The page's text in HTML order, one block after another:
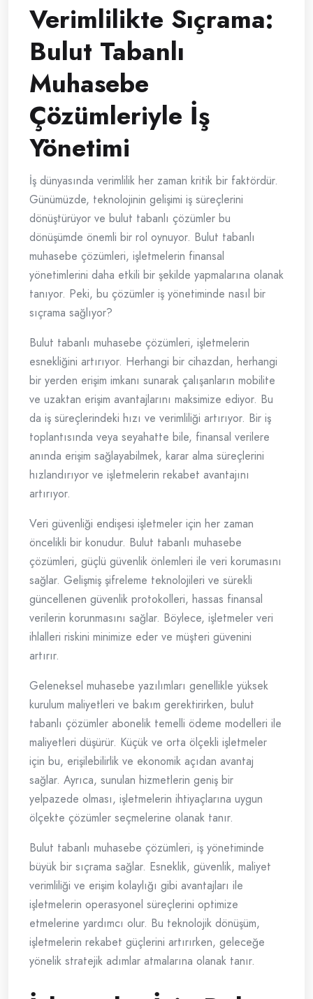
Verimlilikte Sıçrama:
Bulut Tabanlı
Muhasebe
Çözümleriyle İş
Yönetimi
İş dünyasında verimlilik her zaman kritik bir faktördür.
Günümüzde, teknolojinin gelişimi iş süreçlerini
dönüştürüyor ve bulut tabanlı çözümler bu
dönüşümde önemli bir rol oynuyor. Bulut tabanlı
muhasebe çözümleri, işletmelerin finansal
yönetimlerini daha etkili bir şekilde yapmalarına olanak
tanıyor. Peki, bu çözümler iş yönetiminde nasıl bir
sıçrama sağlıyor?
Bulut tabanlı muhasebe çözümleri, işletmelerin
esnekliğini artırıyor. Herhangi bir cihazdan, herhangi
bir yerden erişim imkanı sunarak çalışanların mobilite
ve uzaktan erişim avantajlarını maksimize ediyor. Bu
da iş süreçlerindeki hızı ve verimliliği artırıyor. Bir iş
toplantısında veya seyahatte bile, finansal verilere
anında erişim sağlayabilmek, karar alma süreçlerini
hızlandırıyor ve işletmelerin rekabet avantajını
artırıyor.
Veri güvenliği endişesi işletmeler için her zaman
öncelikli bir konudur. Bulut tabanlı muhasebe
çözümleri, güçlü güvenlik önlemleri ile veri korumasını
sağlar. Gelişmiş şifreleme teknolojileri ve sürekli
güncellenen güvenlik protokolleri, hassas finansal
verilerin korunmasını sağlar. Böylece, işletmeler veri
ihlalleri riskini minimize eder ve müşteri güvenini
artırır.
Geleneksel muhasebe yazılımları genellikle yüksek
kurulum maliyetleri ve bakım gerektirirken, bulut
tabanlı çözümler abonelik temelli ödeme modelleri ile
maliyetleri düşürür. Küçük ve orta ölçekli işletmeler
için bu, erişilebilirlik ve ekonomik açıdan avantaj
sağlar. Ayrıca, sunulan hizmetlerin geniş bir
yelpazede olması, işletmelerin ihtiyaçlarına uygun
ölçekte çözümler seçmelerine olanak tanır.
Bulut tabanlı muhasebe çözümleri, iş yönetiminde
büyük bir sıçrama sağlar. Esneklik, güvenlik, maliyet
verimliliği ve erişim kolaylığı gibi avantajları ile
işletmelerin operasyonel süreçlerini optimize
etmelerine yardımcı olur. Bu teknolojik dönüşüm,
işletmelerin rekabet güçlerini artırırken, geleceğe
yönelik stratejik adımlar atmalarına olanak tanır.